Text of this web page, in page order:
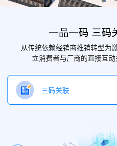
一品一码 三码
从传统依赖经销商推销转型为
立消费者与厂商的直接互
三码关联